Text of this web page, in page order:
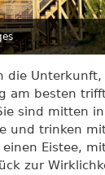
die Unterkunft,
am besten
sind mitten
und trinken
einen Eistee,
zur